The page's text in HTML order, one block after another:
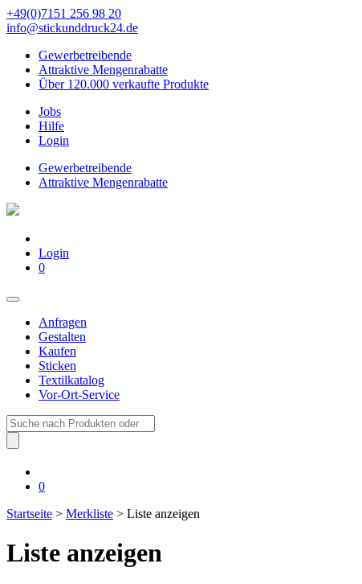
+49(0)7151 256 98 20‬
info@stickunddruck24.de
Gewerbetreibende
Attraktive Mengenrabatte
Über 120.000 verkaufte Produkte
Jobs
Hilfe
Login
Gewerbetreibende
Attraktive Mengenrabatte
Login
0
Anfragen
Gestalten
Kaufen
Sticken
Textilkatalog
Vor-Ort-Service
Suche
nach:
0
Startseite > Merkliste > Liste anzeigen
Liste anzeigen